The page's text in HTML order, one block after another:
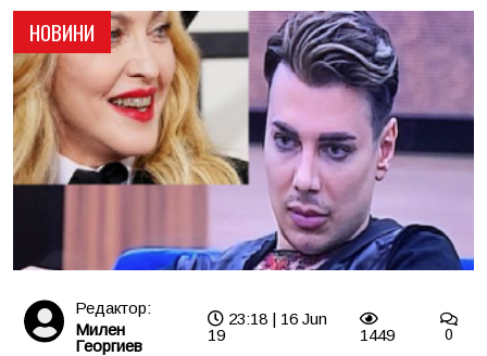
НОВИНИ
Редактор:
Милен
Георгиев
23:18 | 16 Jun
19
1449 0